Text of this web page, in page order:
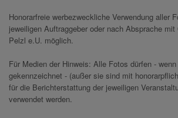
Honorarfreie werbezweckliche Verwendung aller
jeweiligen Auftraggeber oder nach Absprache
Pelzl e.U. möglich.
Für Medien der Hinweis: Alle Fotos dürfen - wenn
gekennzeichnet - (außer sie sind mit
für die Berichterstattung der jeweiligen
verwendet werden.